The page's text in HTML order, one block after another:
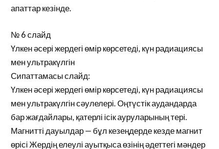
апаттар кезінде.
№ 6 слайд
Үлкен әсері жердегі өмір көрсетеді, күн радиациясы
мен ультракүлгін
Сипаттамасы слайд:
Үлкен әсері жердегі өмір көрсетеді, күн радиациясы
мен ультракүлгін сәулелері. Оңтүстік аудандарда
бар жағдайлары, қатерлі ісік ауруларының тері.
Магнитті дауылдар — бұл кезеңдерде кезде магнит
өрісі Жердің елеулі ауытқыса өзінің әдеттегі мәндер